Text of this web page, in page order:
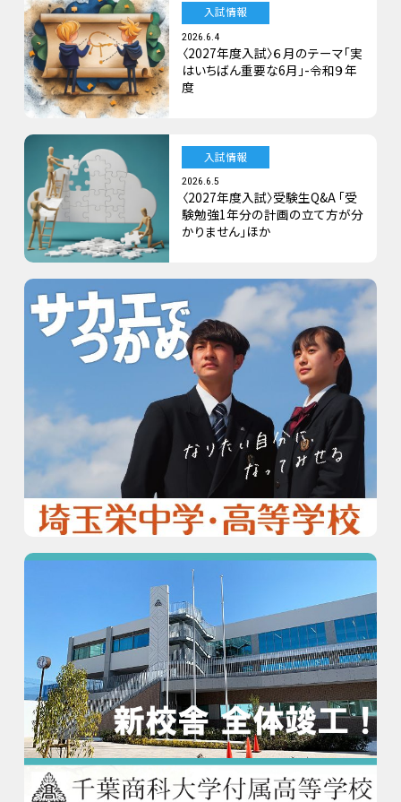
入試情報
2026.6.4
〈2027年度入試〉６月のテーマ「実
はいちばん重要な6月」-令和９年
度
入試情報
2026.6.5
〈2027年度入試〉受験生Q&A 「受
験勉強1年分の計画の立て方が分
かりません」ほか